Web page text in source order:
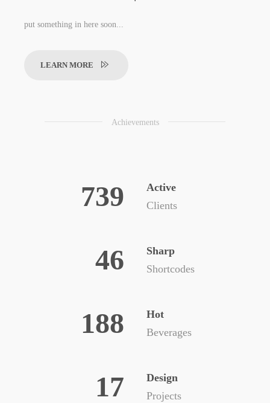
put something in here soon...
LEARN MORE
Achievements
739
Active
Clients
46
Sharp
Shortcodes
188
Hot
Beverages
17
Design
Projects